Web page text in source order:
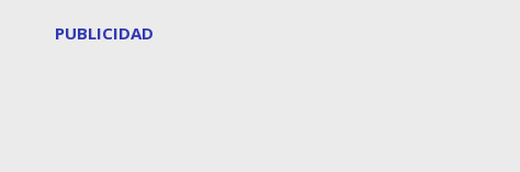
PUBLICIDAD